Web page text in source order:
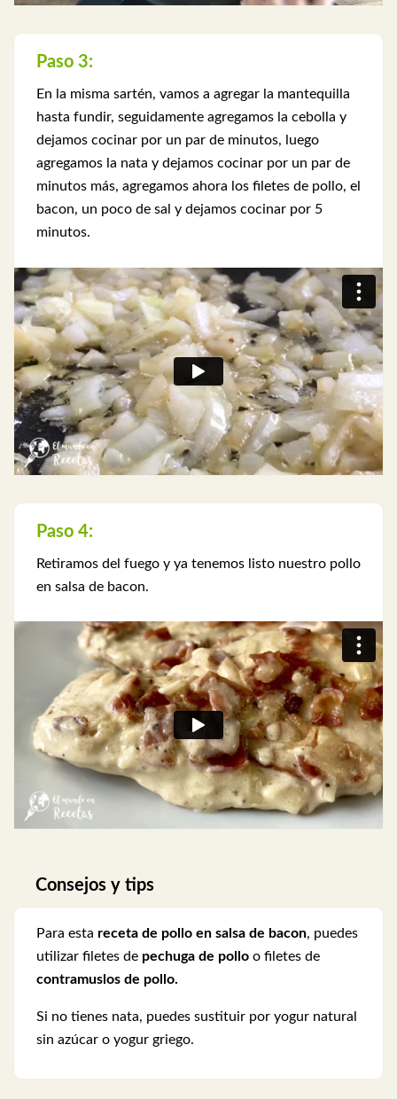
Paso 3:
En la misma sartén, vamos a agregar la mantequilla
hasta fundir, seguidamente agregamos la cebolla y
dejamos cocinar por un par de minutos, luego
agregamos la nata y dejamos cocinar por un par de
minutos más, agregamos ahora los filetes de pollo, el
bacon, un poco de sal y dejamos cocinar por 5
minutos.
Paso 4:
Retiramos del fuego y ya tenemos listo nuestro pollo
en salsa de bacon.
Consejos y tips
Para esta receta de pollo en salsa de bacon, puedes
utilizar filetes de pechuga de pollo o filetes de
contramuslos de pollo.
Si no tienes nata, puedes sustituir por yogur natural
sin azúcar o yogur griego.